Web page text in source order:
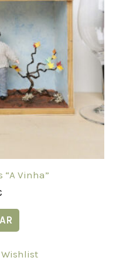
“A Vinha”